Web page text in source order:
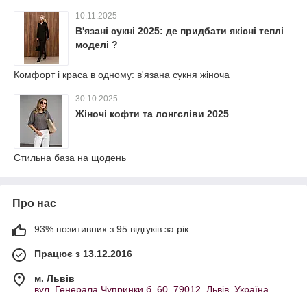
10.11.2025
В'язані сукні 2025: де придбати якісні теплі
моделі ?
Комфорт і краса в одному: в'язана сукня жіноча
30.10.2025
Жіночі кофти та лонгсліви 2025
Стильна база на щодень
Про нас
93% позитивних з 95 відгуків за рік
Працює з 13.12.2016
м. Львів
вул. Генерала Чупринки б. 60, 79012, Львів, Україна